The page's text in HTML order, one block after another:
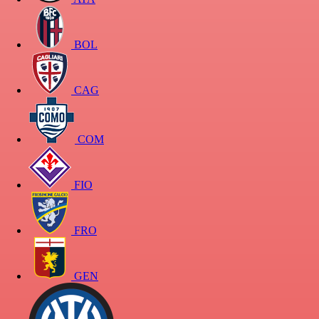
BOL
CAG
COM
FIO
FRO
GEN